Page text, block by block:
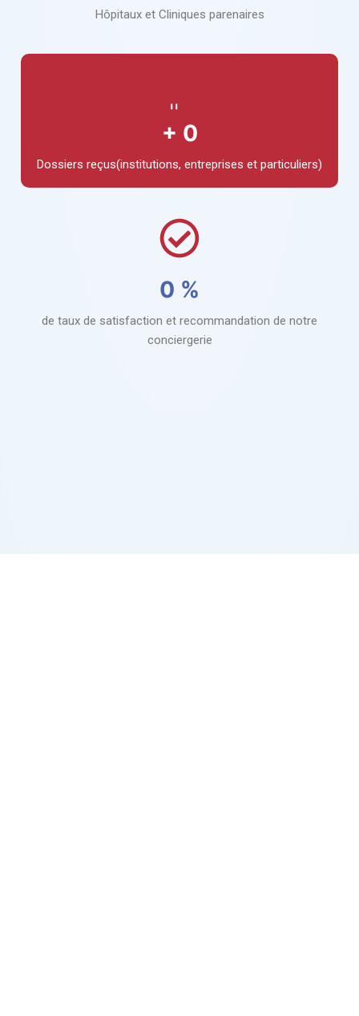
Hôpitaux et Cliniques parenaires
+ 0
Dossiers reçus(institutions, entreprises et particuliers)
0 %
de taux de satisfaction et recommandation de notre
conciergerie